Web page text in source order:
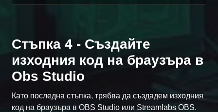
Стъпка 4 - Създайте
изходния код на браузъра в
Obs Studio
Като последна стъпка, трябва да създадем изходния
код на браузъра в OBS Studio или Streamlabs OBS.